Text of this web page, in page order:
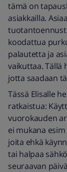
tämä on
asiakkailla.
koodattua
palautetta ja
vaikuttaa. Tällä
jotta saadaan
Tässä Elisalle
ratkaistua:
vuorokauden
ei mukana
joita ehkä
tai halpaa
seuraavan